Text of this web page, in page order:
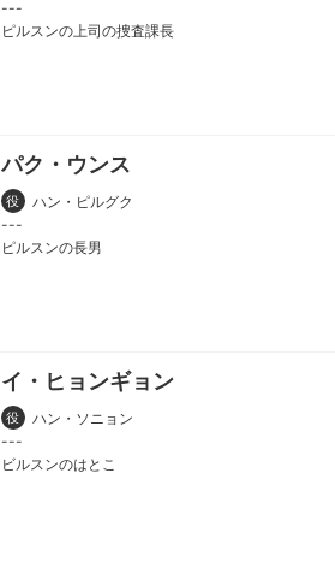
ピルスンの上司の捜査課長
パク・ウンス
役 ハン・ピルグク
ピルスンの長男
イ・ヒョンギョン
役 ハン・ソニョン
ビルスンのはとこ